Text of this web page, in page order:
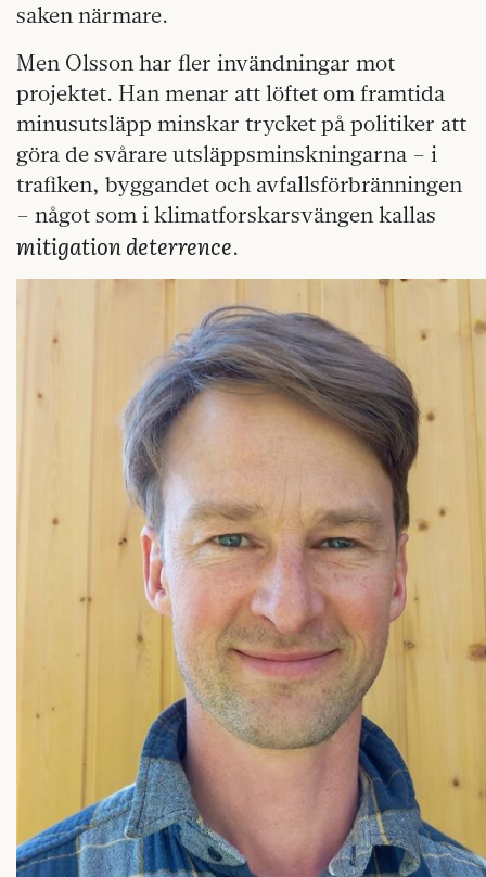
saken närmare.
Men Olsson har fler invändningar mot
projektet. Han menar att löftet om framtida
minusutsläpp minskar trycket på politiker att
göra de svårare utsläppsminskningarna – i
trafiken, byggandet och avfallsförbränningen
– något som i klimatforskarsvängen kallas
mitigation deterrence.